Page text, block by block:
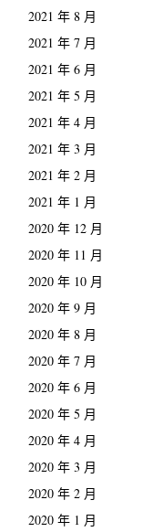
2021 年 8 月
2021 年 7 月
2021 年 6 月
2021 年 5 月
2021 年 4 月
2021 年 3 月
2021 年 2 月
2021 年 1 月
2020 年 12 月
2020 年 11 月
2020 年 10 月
2020 年 9 月
2020 年 8 月
2020 年 7 月
2020 年 6 月
2020 年 5 月
2020 年 4 月
2020 年 3 月
2020 年 2 月
2020 年 1 月